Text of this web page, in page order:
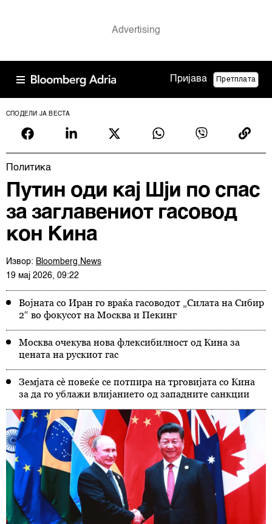
Пријава Претплата
СПОДЕЛИ ЈА ВЕСТА
Политика
Путин оди кај Шји по спас
за заглавениот гасовод
кон Кина
Извор: Bloomberg News
19 мај 2026, 09:22
Војната со Иран го враќа гасоводот „Силата на Сибир
2“ во фокусот на Москва и Пекинг
Москва очекува нова флексибилност од Кина за
цената на рускиот гас
Земјата сè повеќе се потпира на трговијата со Кина
за да го ублажи влијанието од западните санкции